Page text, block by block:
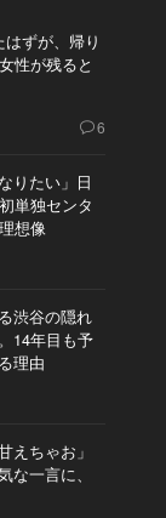
ずが、帰り
性が残ると
6
りたい」日
単独センタ
想像
渋谷の隠れ
14年目も予
理由
えちゃお」
な一言に、